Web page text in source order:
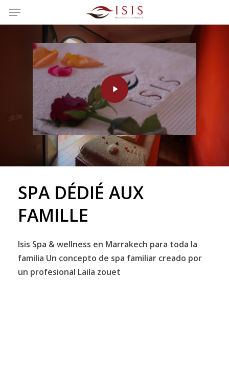
Menu
Play
Video
SPA DÉDIÉ AUX
FAMILLE
Isis Spa & wellness en Marrakech para toda la
familia Un concepto de spa familiar creado por
un profesional Laila zouet